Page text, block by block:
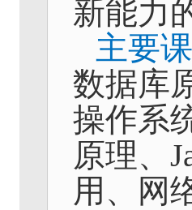
新能力
主要
数据库
操作系
原理、
用、网